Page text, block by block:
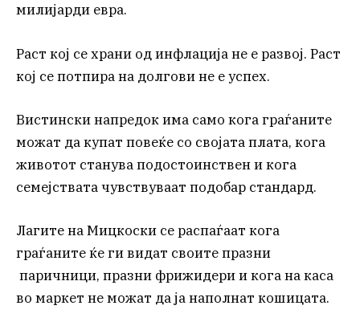
милијарди евра.
Раст кој се храни од инфлација не е развој. Раст
кој се потпира на долгови не е успех.
Вистински напредок има само кога граѓаните
можат да купат повеќе со својата плата, кога
животот станува подостоинствен и кога
семејствата чувствуваат подобар стандард.
Лагите на Мицкоски се распаѓаат кога
граѓаните ќе ги видат своите празни
паричници, празни фрижидери и кога на каса
во маркет не можат да ја наполнат кошицата.